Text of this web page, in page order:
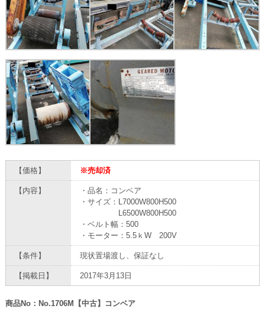
【価格】 ※売却済
【内容】
・品名：コンベア
・サイズ：L7000W800H500
L6500W800H500
・ベルト幅：500
・モーター：5.5ｋW 200V
【条件】 現状置場渡し、保証なし
【掲載日】 2017年3月13日
商品No：No.1706M【中古】コンベア